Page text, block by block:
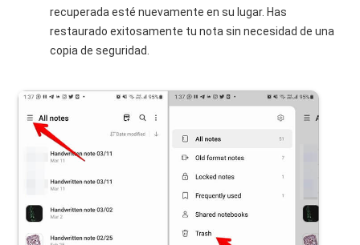
recuperada esté nuevamente en su lugar. Has
restaurado exitosamente tu nota sin necesidad de una
copia de seguridad.